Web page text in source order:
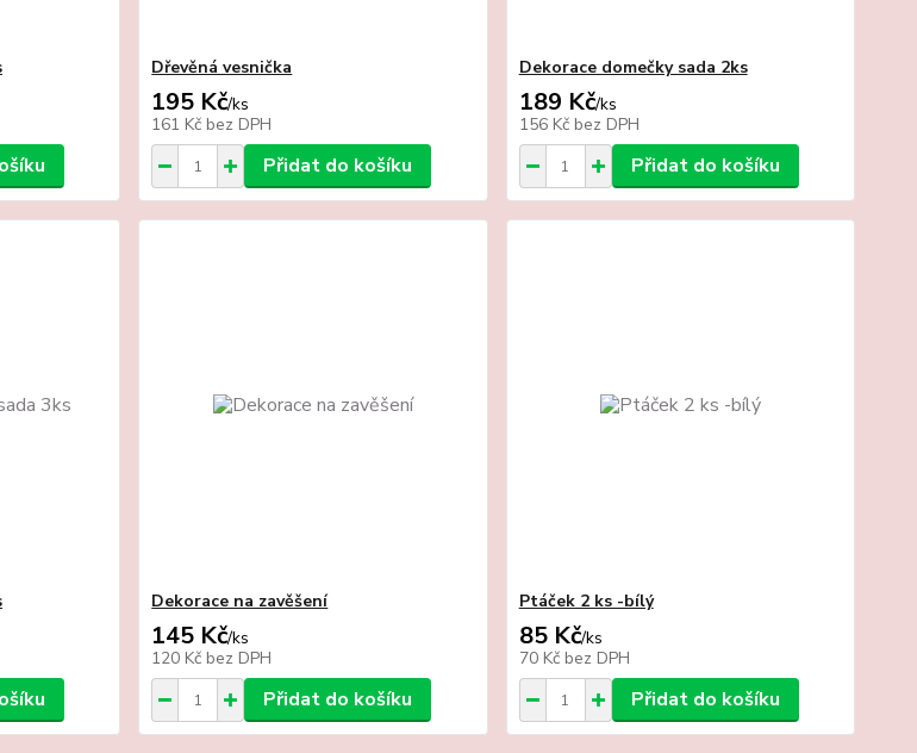
Dřevěná vesnička
195 Kč/ks
161 Kč bez DPH
Přidat do košíku
Dekorace domečky sada 2ks
189 Kč/ks
156 Kč bez DPH
Přidat do košíku
Dekorace na zavěšení
145 Kč/ks
120 Kč bez DPH
Přidat do košíku
Ptáček 2 ks -bílý
85 Kč/ks
70 Kč bez DPH
Přidat do košíku